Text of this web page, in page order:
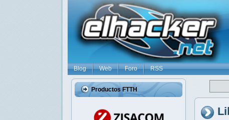
Blog Web Foro RSS
Productos FTTH